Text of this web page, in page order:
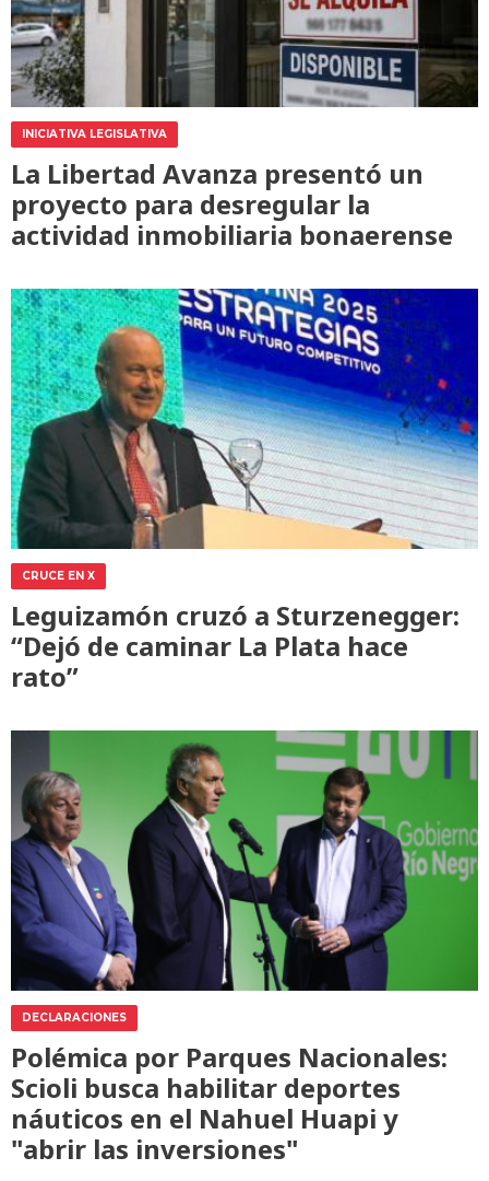
INICIATIVA LEGISLATIVA
La Libertad Avanza presentó un
proyecto para desregular la
actividad inmobiliaria bonaerense
CRUCE EN X
Leguizamón cruzó a Sturzenegger:
“Dejó de caminar La Plata hace
rato”
DECLARACIONES
Polémica por Parques Nacionales:
Scioli busca habilitar deportes
náuticos en el Nahuel Huapi y
"abrir las inversiones"